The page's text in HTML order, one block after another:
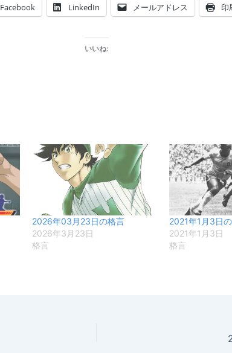
Facebook LinkedIn メールアドレス 印
いいね:
2026年03月23日の格言
2026年3月23日
格言
2021年1月3日
2021年1月3日
格言